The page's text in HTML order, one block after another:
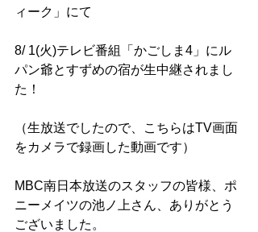
ィーク」にて
8/ 1(火)テレビ番組「かごしま4」にル
パン爺とすずめの宿が生中継されまし
た！
（生放送でしたので、こちらはTV画面
をカメラで録画した動画です）
MBC南日本放送のスタッフの皆様、ポ
ニーメイツの池ノ上さん、ありがとう
ございました。